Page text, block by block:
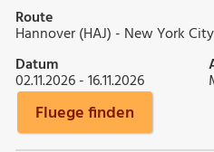
Route
Hannover (HAJ) - New York
Datum
02.11.2026 - 16.11.2026
Fluege finden